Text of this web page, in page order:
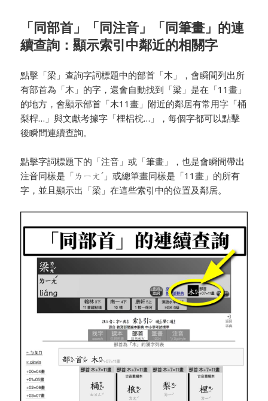
「同部首」「同注音」「同筆畫」的連
續查詢：顯示索引中鄰近的相關字
點擊「梁」查詢字詞標題中的部首「木」，會瞬間列出所
有部首為「木」的字，還會自動找到「梁」是在「11畫」
的地方，會顯示部首「木11畫」附近的鄰居有常用字「桶
梨桿…」與文獻考據字「梩梠梡…」，每個字都可以點擊
後瞬間連續查詢。
點擊字詞標題下的「注音」或「筆畫」，也是會瞬間帶出
注音同樣是「ㄌㄧㄤˊ」或總筆畫同樣是「11畫」的所有
字，並且顯示出「梁」在這些索引中的位置及鄰居。